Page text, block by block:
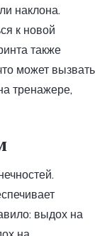
наклона.
к новой
также
может вызвать
тренажере,
выдох на